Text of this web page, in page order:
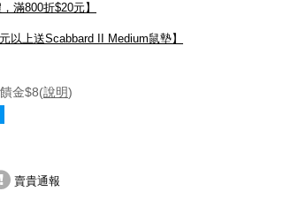
滿800折$20元】
以上送Scabbard II Medium鼠墊】
金$8(說明)
賣貴通報